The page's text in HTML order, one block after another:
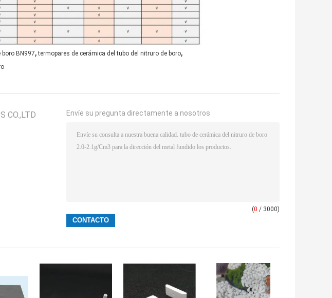
boro BN997, termopares de cerámica del tubo del nitruro de boro,
CO.,LTD Envíe su pregunta directamente a nosotros
(0 / 3000)